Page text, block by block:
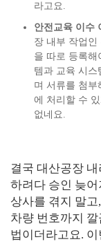
라고요.
안전교육 이수
장 내부 작업인
을 따로 등록해
템과 교육 시
며 서류를 첨부
에 처리할 수
없네요.
결국 대산공장
하려다 승인 늦
상사를 겪지 말
차량 번호까지
법이더라고요.